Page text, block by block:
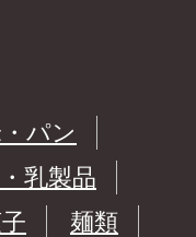
パン
乳製品
麺類